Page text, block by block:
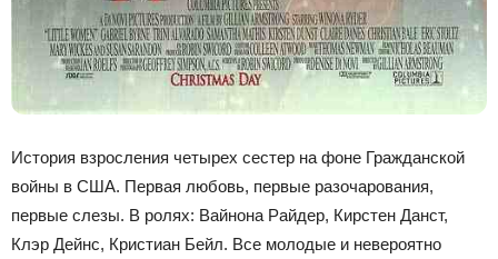
История взросления четырех сестер на фоне Гражданской
войны в США. Первая любовь, первые разочарования,
первые слезы. В ролях: Вайнона Райдер, Кирстен Данст,
Клэр Дейнс, Кристиан Бейл. Все молодые и невероятно